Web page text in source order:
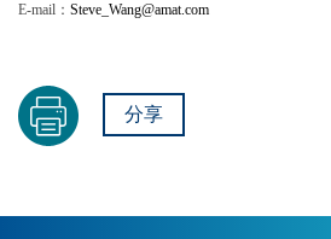
E-mail： Steve_Wang@amat.com
分享